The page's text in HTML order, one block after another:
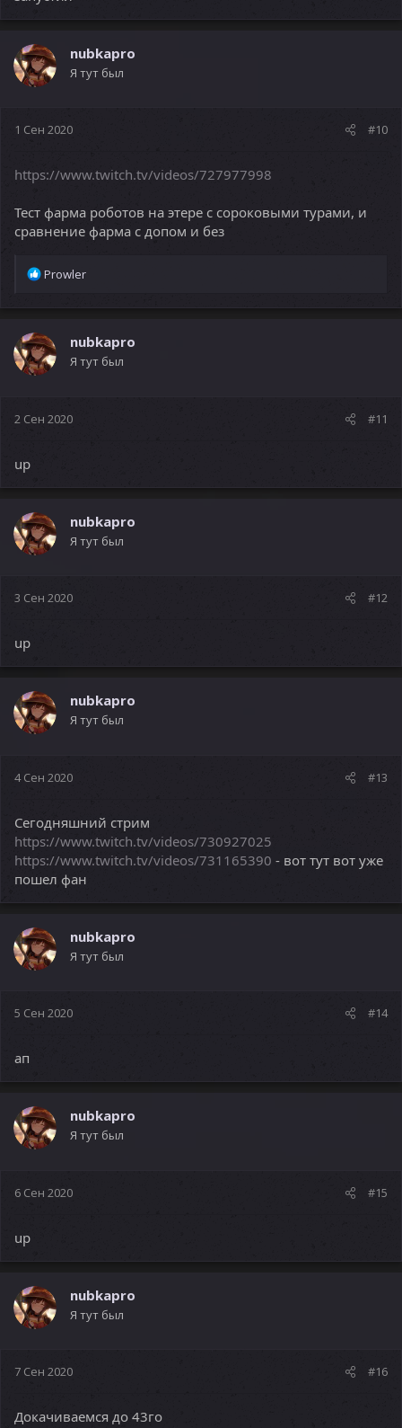
nubkapro
Я тут был
1 Сен 2020 #10
https://www.twitch.tv/videos/727977998
Тест фарма роботов на этере с сороковыми турами, и
сравнение фарма с допом и без
Р
а
ц
и
и
Prowler
nubkapro
Я тут был
2 Сен 2020 #11
up
nubkapro
Я тут был
3 Сен 2020 #12
up
nubkapro
Я тут был
4 Сен 2020 #13
Сегодняшний стрим
https://www.twitch.tv/videos/730927025
https://www.twitch.tv/videos/731165390 - вот тут вот уже
пошел фан
nubkapro
Я тут был
5 Сен 2020 #14
ап
nubkapro
Я тут был
6 Сен 2020 #15
up
nubkapro
Я тут был
7 Сен 2020 #16
Докачиваемся до 43го